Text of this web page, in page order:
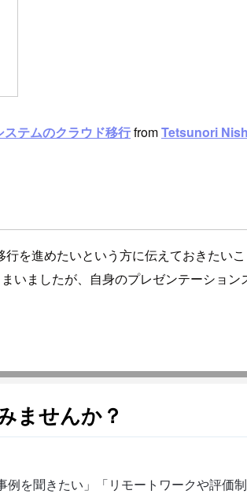
テムのクラウド移行fromTetsunori
を進めたいという方に伝えておきたい
ましたが、自身のプレゼンテーション
ませんか？
を聞きたい」「リモートワークや評